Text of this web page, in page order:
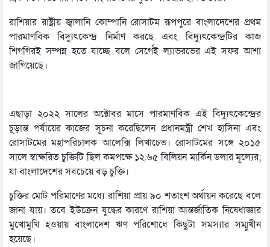
রাশিয়ার রাষ্ট্রীয় জ্বালানি কোম্পানি রোসাটম রূপপুরে বাংলাদেশের প্রথম
পারমাণবিক বিদ্যুৎকেন্দ্র নির্মাণ করছে এবং বিদ্যুৎকেন্দ্রটির কাজ
শিগগিরই সম্পন্ন হতে যাচ্ছে বলে সের্গেই ল্যাভরভের এই সফর আশা
জাগিয়েছে।
এছাড়া ২০২২ সালের অক্টোবর মাসে পারমাণবিক এই বিদ্যুৎকেন্দ্রের
চূড়ান্ত পর্যায়ের কাজের সূচনা করেছিলেন প্রধানমন্ত্রী শেখ হাসিনা এবং
রোসাটমের মহাপরিচালক আলেক্সি লিখাচেভ। রোসাটমের সঙ্গে ২০১৫
সালে স্বাক্ষরিত চুক্তিটি ছিল কমপক্ষে ১২.৬৫ বিলিয়ন মার্কিন ডলার মূল্যের;
যা বাংলাদেশের সবচেয়ে বড় চুক্তি।
চুক্তির মোট পরিমাণের মধ্যে রাশিয়া প্রায় ৯০ শতাংশ অর্থায়ন করেছে বলে
জানা যায়। তবে ইউক্রেন যুদ্ধের কারণে রাশিয়া আন্তর্জাতিক নিষেধাজ্ঞার
মুখোমুখি হওয়ায় বাংলাদেশ ঋণ পরিশোধে কিছুটা সমস্যার সম্মুখীন
হয়েছে।